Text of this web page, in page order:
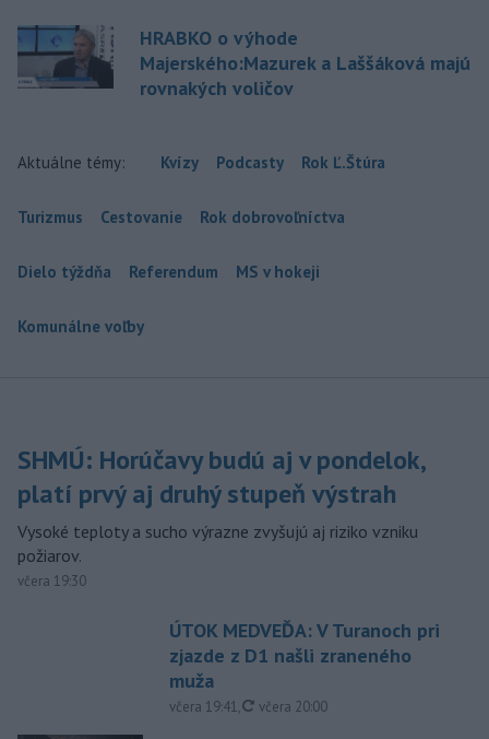
HRABKO o výhode
Majerského:Mazurek a Laššáková majú
rovnakých voličov
Aktuálne témy: Kvízy Podcasty Rok Ľ.Štúra
Turizmus Cestovanie Rok dobrovoľníctva
Dielo týždňa Referendum MS v hokeji
Komunálne voľby
SHMÚ: Horúčavy budú aj v pondelok,
platí prvý aj druhý stupeň výstrah
Vysoké teploty a sucho výrazne zvyšujú aj riziko vzniku
požiarov.
včera 19:30
ÚTOK MEDVEĎA: V Turanoch pri
zjazde z D1 našli zraneného
muža
včera 19:41, aktualizované
včera 20:00